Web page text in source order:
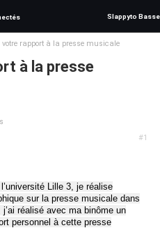
Slappyto Basse
votre rapport à la presse musicale
à la presse
#1
Lille 3, je réalise
sur la presse musicale dans
réalisé avec ma binôme un
personnel à cette presse